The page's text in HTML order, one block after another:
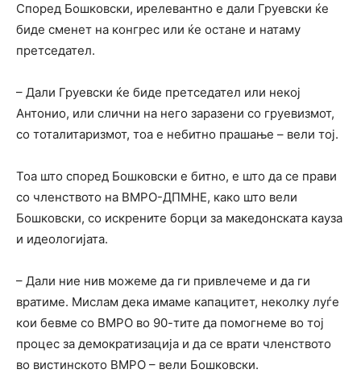
Според Бошковски, ирелевантно е дали Груевски ќе
биде сменет на конгрес или ќе остане и натаму
претседател.
– Дали Груевски ќе биде претседател или некој
Антонио, или слични на него заразени со груевизмот,
со тоталитаризмот, тоа е небитно прашање – вели тој.
Тоа што според Бошковски е битно, е што да се прави
со членството на ВМРО-ДПМНЕ, како што вели
Бошковски, со искрените борци за македонската кауза
и идеологијата.
– Дали ние нив можеме да ги привлечеме и да ги
вратиме. Мислам дека имаме капацитет, неколку луѓе
кои бевме со ВМРО во 90-тите да помогнеме во тој
процес за демократизација и да се врати членството
во вистинското ВМРО – вели Бошковски.